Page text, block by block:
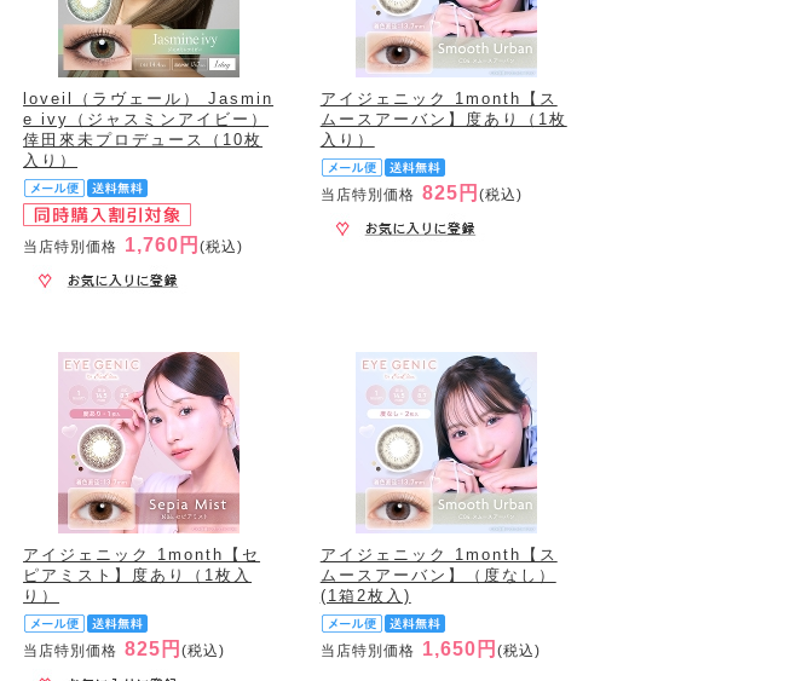
loveil（ラヴェール） Jasmin
e ivy（ジャスミンアイビー）
倖田來未プロデュース（10枚
入り）
当店特別価格 1,760円(税込)
アイジェニック 1month【ス
ムースアーバン】度あり（1枚
入り）
当店特別価格 825円 (税込)
アイジェニック 1month【セ
ピアミスト】度あり（1枚入
り）
当店特別価格 825円(税込)
アイジェニック 1month【ス
ムースアーバン】（度なし）
(1箱2枚入)
当店特別価格 1,650円 (税込)